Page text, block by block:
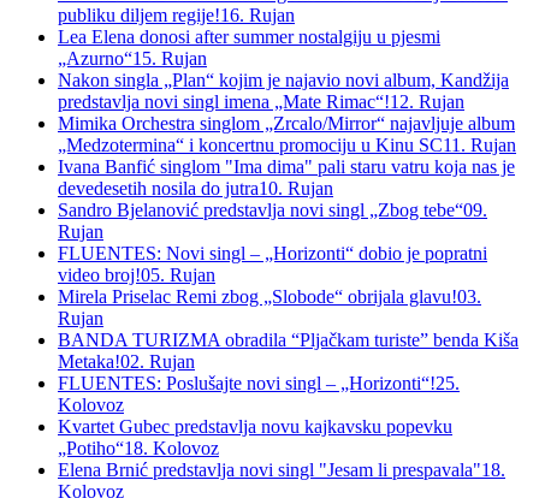
publiku diljem regije!16. Rujan
Lea Elena donosi after summer nostalgiju u pjesmi
„Azurno“15. Rujan
Nakon singla „Plan“ kojim je najavio novi album, Kandžija
predstavlja novi singl imena „Mate Rimac“!12. Rujan
Mimika Orchestra singlom „Zrcalo/Mirror“ najavljuje album
„Medzotermina“ i koncertnu promociju u Kinu SC11. Rujan
Ivana Banfić singlom "Ima dima" pali staru vatru koja nas je
devedesetih nosila do jutra10. Rujan
Sandro Bjelanović predstavlja novi singl „Zbog tebe“09.
Rujan
FLUENTES: Novi singl – „Horizonti“ dobio je popratni
video broj!05. Rujan
Mirela Priselac Remi zbog „Slobode“ obrijala glavu!03.
Rujan
BANDA TURIZMA obradila “Pljačkam turiste” benda Kiša
Metaka!02. Rujan
FLUENTES: Poslušajte novi singl – „Horizonti“!25.
Kolovoz
Kvartet Gubec predstavlja novu kajkavsku popevku
„Potiho“18. Kolovoz
Elena Brnić predstavlja novi singl "Jesam li prespavala"18.
Kolovoz